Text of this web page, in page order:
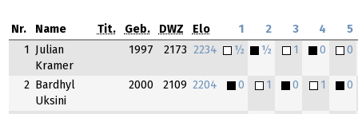
Nr. Name Tit. Geb. DWZ Elo 1 2 3 4 5
1
Julian
Kramer
1997 2173 2234 ½ ½ 1 0 0
2
Bardhyl
Uksini
2000 2109 2204 0 1 0 1 0